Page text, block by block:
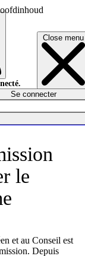
Close menu
Se connecter
le
et au Conseil est
Depuis